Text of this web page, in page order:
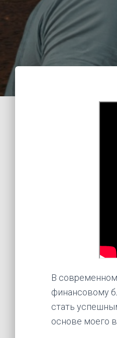
В
финансовому
стать
основе моего